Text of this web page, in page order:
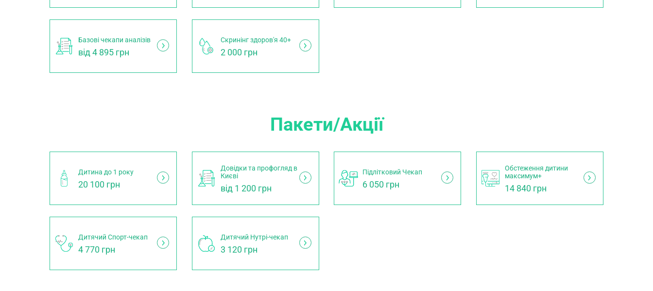
Базові чекапи аналізів
від 4 895 грн
Скринінг здоров'я 40+
2 000 грн
Пакети/Акції
Дитина до 1 року
20 100 грн
Довідки та профогляд в
Києві
від 1 200 грн
Підлітковий Чекап
6 050 грн
Обстеження дитини
максимум+
14 840 грн
Дитячий Спорт-чекап
4 770 грн
Дитячий Нутрі-чекап
3 120 грн